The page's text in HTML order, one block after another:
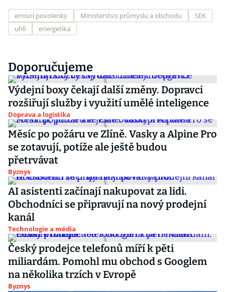
emisní povolenky Ministerstvo průmyslu a obchodu
SEK
uhlí
energetika
Doporučujeme
Výdejní boxy čekají další změny. Dopravci
rozšiřují služby i využití umělé inteligence
Doprava a logistika
Měsíc po požáru ve Zlíně. Vasky a Alpine Pro
se zotavují, potíže ale ještě budou
přetrvávat
Byznys
AI asistenti začínají nakupovat za lidi.
Obchodníci se připravují na nový prodejní
kanál
Technologie a média
Český prodejce telefonů míří k pěti
miliardám. Pomohl mu obchod s Googlem
na několika trzích v Evropě
Byznys